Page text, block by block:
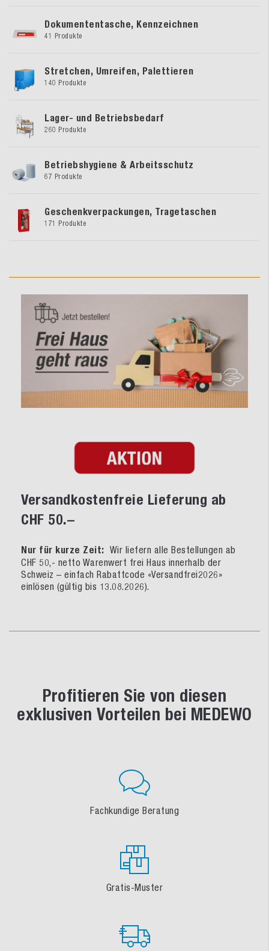
Dokumententasche, Kennzeichnen
41 Produkte
Stretchen, Umreifen, Palettieren
140 Produkte
Lager- und Betriebsbedarf
260 Produkte
Betriebshygiene & Arbeitsschutz
67 Produkte
Geschenkverpackungen, Tragetaschen
171 Produkte
Versandkostenfreie Lieferung ab
CHF 50.–
Nur für kurze Zeit: Wir liefern alle Bestellungen ab
CHF 50,- netto Warenwert frei Haus innerhalb der
Schweiz – einfach Rabattcode «Versandfrei2026»
einlösen (gültig bis 13.08.2026).
Profitieren Sie von diesen
exklusiven Vorteilen bei MEDEWO
Fachkundige Beratung
Gratis-Muster